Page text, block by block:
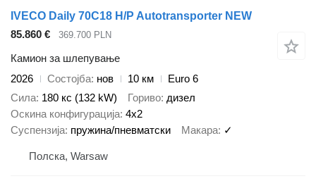
IVECO Daily 70C18 H/P Autotransporter NEW
85.860 €
369.700 PLN
Камион за шлепување
2026
Состојба нов 10 км
Euro 6
Сила 180 кс (132 kW) Гориво дизел
Оскина конфигурација 4x2
Суспензија пружина/пневматски Макара ✓
Полска, Warsaw